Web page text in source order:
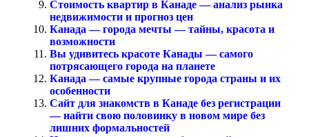
Стоимость квартир в Канаде — анализ рынка
недвижимости и прогноз цен
Канада — города мечты — тайны, красота и
возможности
Вы удивитесь красоте Канады — самого
потрясающего города на планете
Канада — самые крупные города страны и их
особенности
Сайт для знакомств в Канаде без регистрации
— найти свою половинку в новом мире без
лишних формальностей